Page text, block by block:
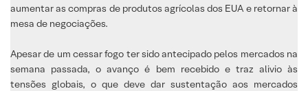
aumentar as compras de produtos agrícolas dos EUA e retornar à
mesa de negociações.
Apesar de um cessar fogo ter sido antecipado pelos mercados na
semana passada, o avanço é bem recebido e traz alivio às
tensões globais, o que deve dar sustentação aos mercados